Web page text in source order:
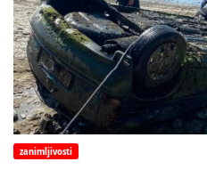
zanimljivosti